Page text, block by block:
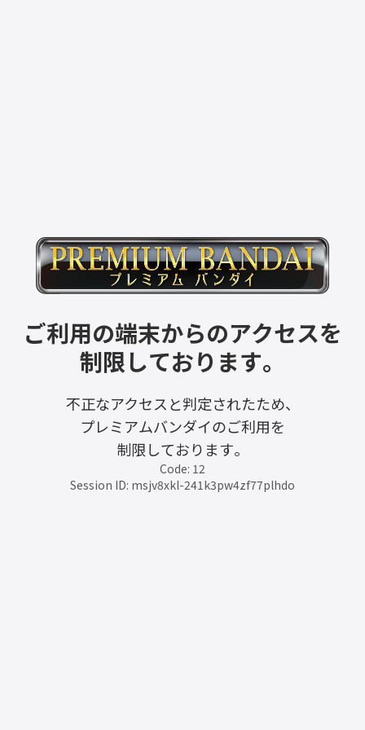
ご利用の端末からのアクセスを
制限しております。
不正なアクセスと判定されたため、
プレミアムバンダイのご利用を
制限しております。
Code: 12
Session ID: msjv8xkl-241k3pw4zf77plhdo